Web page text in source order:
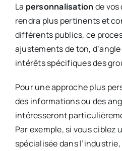
La personnalisation de
rendra plus pertinents et
différents publics, ce
ajustements de ton,
intérêts spécifiques des
Pour une approche plus
des informations ou des
intéresseront
Par exemple, si vous ciblez
spécialisée dans